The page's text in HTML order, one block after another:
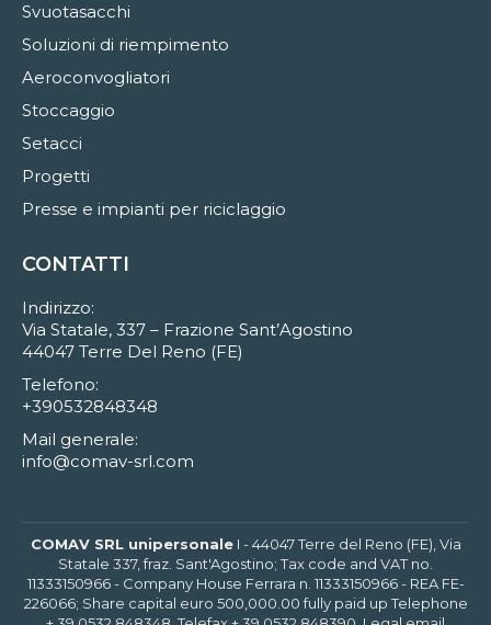
Svuotasacchi
Soluzioni di riempimento
Aeroconvogliatori
Stoccaggio
Setacci
Progetti
Presse e impianti per riciclaggio
CONTATTI
Indirizzo:
Via Statale, 337 – Frazione Sant’Agostino
44047 Terre Del Reno (FE)
Telefono:
+390532848348
Mail generale:
info@comav-srl.com
COMAV SRL unipersonaleI - 44047 Terre del Reno (FE), Via
Statale 337, fraz. Sant'Agostino; Tax code and VAT no.
11333150966 - Company House Ferrara n. 11333150966 - REA FE-
226066; Share capital euro 500,000.00 fully paid up Telephone